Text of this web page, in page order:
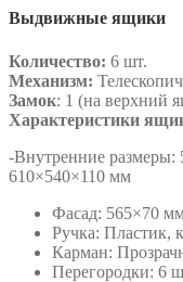
Выдвижные ящики
Количество: 6 шт.
Механизм:
Замок: 1 (на верхний
Характеристики
-Внутренние размеры:
610×540×110 мм
Фасад: 565×70
Ручка: Пластик,
Карман:
Перегородки: 6